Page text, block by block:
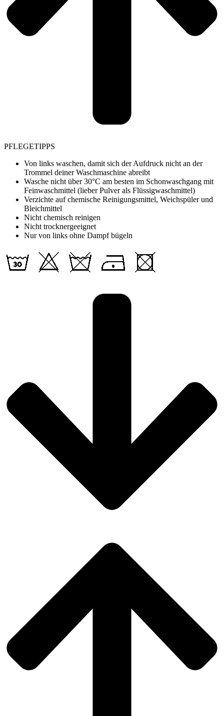
PFLEGETIPPS
Von links waschen, damit sich der Aufdruck nicht an der
Trommel deiner Waschmaschine abreibt
Wasche nicht über 30°C am besten im Schonwaschgang mit
Feinwaschmittel (lieber Pulver als Flüssigwaschmittel)
Verzichte auf chemische Reinigungsmittel, Weichspüler und
Bleichmittel
Nicht chemisch reinigen
Nicht trocknergeeignet
Nur von links ohne Dampf bügeln